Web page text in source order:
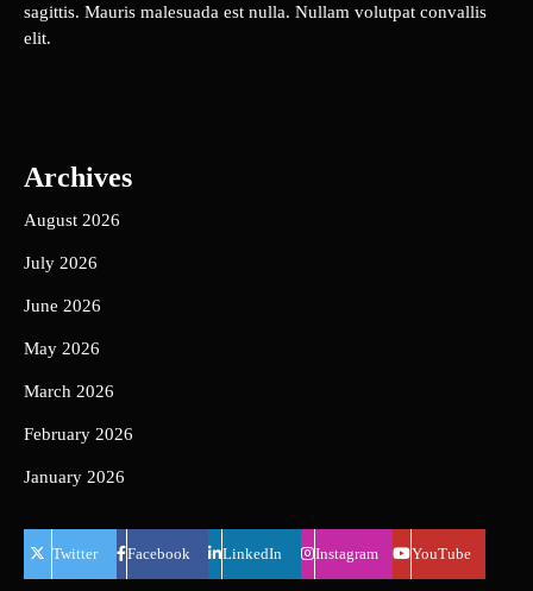
sagittis. Mauris malesuada est nulla. Nullam volutpat convallis
elit.
Archives
August 2026
July 2026
June 2026
May 2026
March 2026
February 2026
January 2026
Twitter Facebook LinkedIn Instagram YouTube